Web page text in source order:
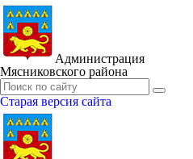
Администрация
Мясниковского района
Старая версия сайта